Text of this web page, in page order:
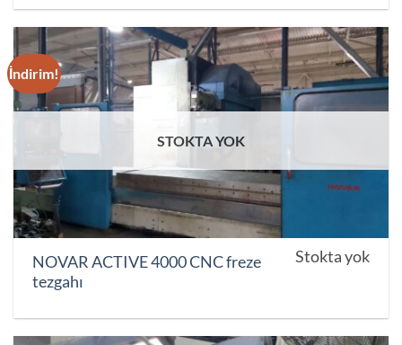
İndirim!
STOKTA YOK
NOVAR ACTIVE 4000 CNC freze
tezgahı
Stokta yok